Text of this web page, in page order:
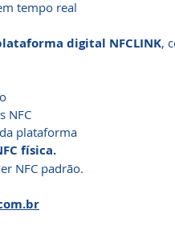
tempo real
digital NFCLINK,
NFC
plataforma
física.
NFC padrão.